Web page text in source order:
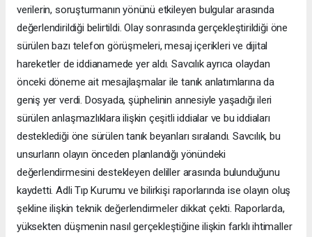
verilerin, soruşturmanın yönünü etkileyen bulgular arasında
değerlendirildiği belirtildi. Olay sonrasında gerçekleştirildiği öne
sürülen bazı telefon görüşmeleri, mesaj içerikleri ve dijital
hareketler de iddianamede yer aldı. Savcılık ayrıca olaydan
önceki döneme ait mesajlaşmalar ile tanık anlatımlarına da
geniş yer verdi. Dosyada, şüphelinin annesiyle yaşadığı ileri
sürülen anlaşmazlıklara ilişkin çeşitli iddialar ve bu iddiaları
desteklediği öne sürülen tanık beyanları sıralandı. Savcılık, bu
unsurların olayın önceden planlandığı yönündeki
değerlendirmesini destekleyen deliller arasında bulunduğunu
kaydetti. Adli Tıp Kurumu ve bilirkişi raporlarında ise olayın oluş
şekline ilişkin teknik değerlendirmeler dikkat çekti. Raporlarda,
yüksekten düşmenin nasıl gerçekleştiğine ilişkin farklı ihtimaller